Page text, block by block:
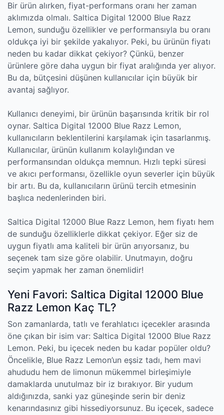
Bir ürün alırken, fiyat-performans oranı her zaman
aklımızda olmalı. Saltica Digital 12000 Blue Razz
Lemon, sunduğu özellikler ve performansıyla bu oranı
oldukça iyi bir şekilde yakalıyor. Peki, bu ürünün fiyatı
neden bu kadar dikkat çekiyor? Çünkü, benzer
ürünlere göre daha uygun bir fiyat aralığında yer alıyor.
Bu da, bütçesini düşünen kullanıcılar için büyük bir
avantaj sağlıyor.
Kullanıcı deneyimi, bir ürünün başarısında kritik bir rol
oynar. Saltica Digital 12000 Blue Razz Lemon,
kullanıcıların beklentilerini karşılamak için tasarlanmış.
Kullanıcılar, ürünün kullanım kolaylığından ve
performansından oldukça memnun. Hızlı tepki süresi
ve akıcı performansı, özellikle oyun severler için büyük
bir artı. Bu da, kullanıcıların ürünü tercih etmesinin
başlıca nedenlerinden biri.
Saltica Digital 12000 Blue Razz Lemon, hem fiyatı hem
de sunduğu özelliklerle dikkat çekiyor. Eğer siz de
uygun fiyatlı ama kaliteli bir ürün arıyorsanız, bu
seçenek tam size göre olabilir. Unutmayın, doğru
seçim yapmak her zaman önemlidir!
Yeni Favori: Saltica Digital 12000 Blue
Razz Lemon Kaç TL?
Son zamanlarda, tatlı ve ferahlatıcı içecekler arasında
öne çıkan bir isim var: Saltica Digital 12000 Blue Razz
Lemon. Peki, bu içecek neden bu kadar popüler oldu?
Öncelikle, Blue Razz Lemon’un eşsiz tadı, hem mavi
ahududu hem de limonun mükemmel birleşimiyle
damaklarda unutulmaz bir iz bırakıyor. Bir yudum
aldığınızda, sanki yaz güneşinde serin bir deniz
kenarındasınız gibi hissediyorsunuz. Bu içecek, sadece